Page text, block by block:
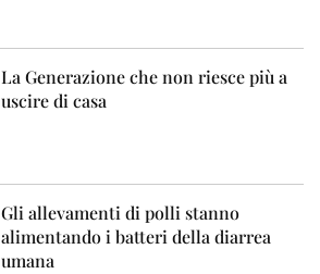
La Generazione che non riesce più a
uscire di casa
Gli allevamenti di polli stanno
alimentando i batteri della diarrea
umana